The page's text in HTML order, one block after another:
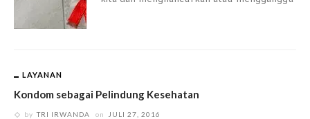
LAYANAN
Kondom sebagai Pelindung Kesehatan
by TRI IRWANDA on JULI 27, 2016